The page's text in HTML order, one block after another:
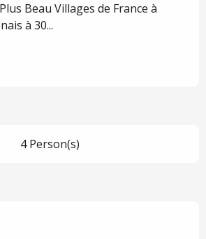
Beau Villages de France à
à 30...
4 Person(s)